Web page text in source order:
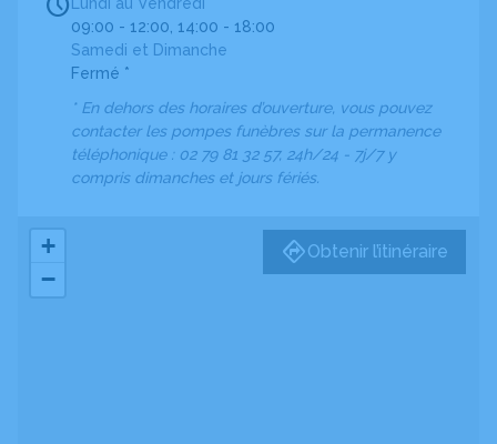
09:00 - 12:00, 14:00 - 18:00
Samedi et Dimanche
Fermé *
* En dehors des horaires d’ouverture, vous pouvez
contacter les pompes funèbres sur la permanence
téléphonique : 02 79 81 32 57, 24h/24 - 7j/7 y
compris dimanches et jours fériés.
+
−
Obtenir l’itinéraire